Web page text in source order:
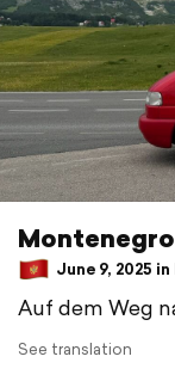
June 9, 2025
Auf dem Weg
See translation